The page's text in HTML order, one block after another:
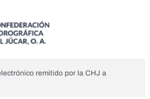
remitido por la CHJ a